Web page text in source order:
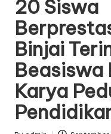
t
e
d
n
20 Siswa
Binjai
Beasiswa
Karya